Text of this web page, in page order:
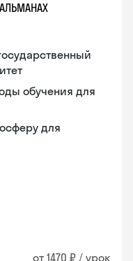
обучения для
для
от 1470 ₽ / урок